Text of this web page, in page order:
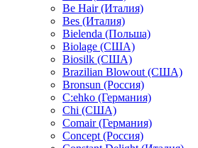
Be Hair (Италия)
Bes (Италия)
Bielenda (Польша)
Biolage (США)
Biosilk (США)
Brazilian Blowout (США)
Bronsun (Россия)
C:ehko (Германия)
Chi (США)
Comair (Германия)
Concept (Россия)